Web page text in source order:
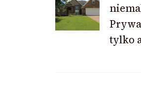
tylko